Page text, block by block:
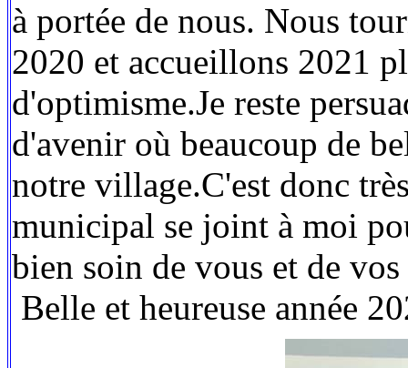
à portée de nous. Nous
2020 et accueillons 2021
d'optimisme.Je reste
d'avenir où beaucoup de
notre village.C'est donc
municipal se joint à
bien soin de vous et de
Belle et heureuse année